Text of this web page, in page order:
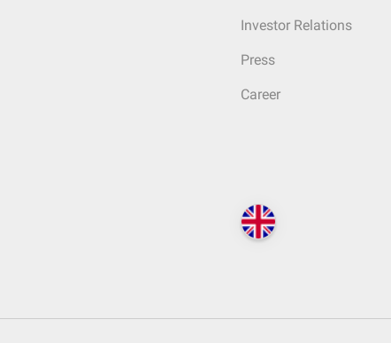
Investor Relations
Press
Career